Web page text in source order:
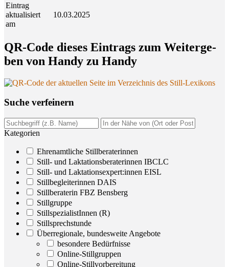
Eintrag
aktualisiert
am
10.03.2025
QR-Code die­ses Ein­trags zum Wei­ter­ge­
ben von Han­dy zu Handy
Suche ver­fei­nern
Kategorien
Ehrenamtliche Stillberaterinnen
Still- und Laktationsberaterinnen IBCLC
Still- und Laktationsexpert:innen EISL
Stillbegleiterinnen DAIS
Stillberaterin FBZ Bensberg
Stillgruppe
StillspezialistInnen (R)
Stillsprechstunde
Überregionale, bundesweite Angebote
besondere Bedürfnisse
Online-Stillgruppen
Online-Stillvorbereitung